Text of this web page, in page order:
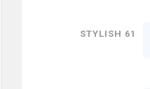
Stylish 61